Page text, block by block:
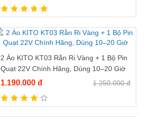
2 Áo KITO KT03 Rằn Ri Vàng + 1 Bộ Pin
Quạt 22V Chính Hãng, Dùng 10–20 Giờ
1.190.000 đ 1.250.000 đ